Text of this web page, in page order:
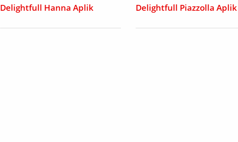
Delightfull Hanna Aplik Delightfull Piazzolla Aplik